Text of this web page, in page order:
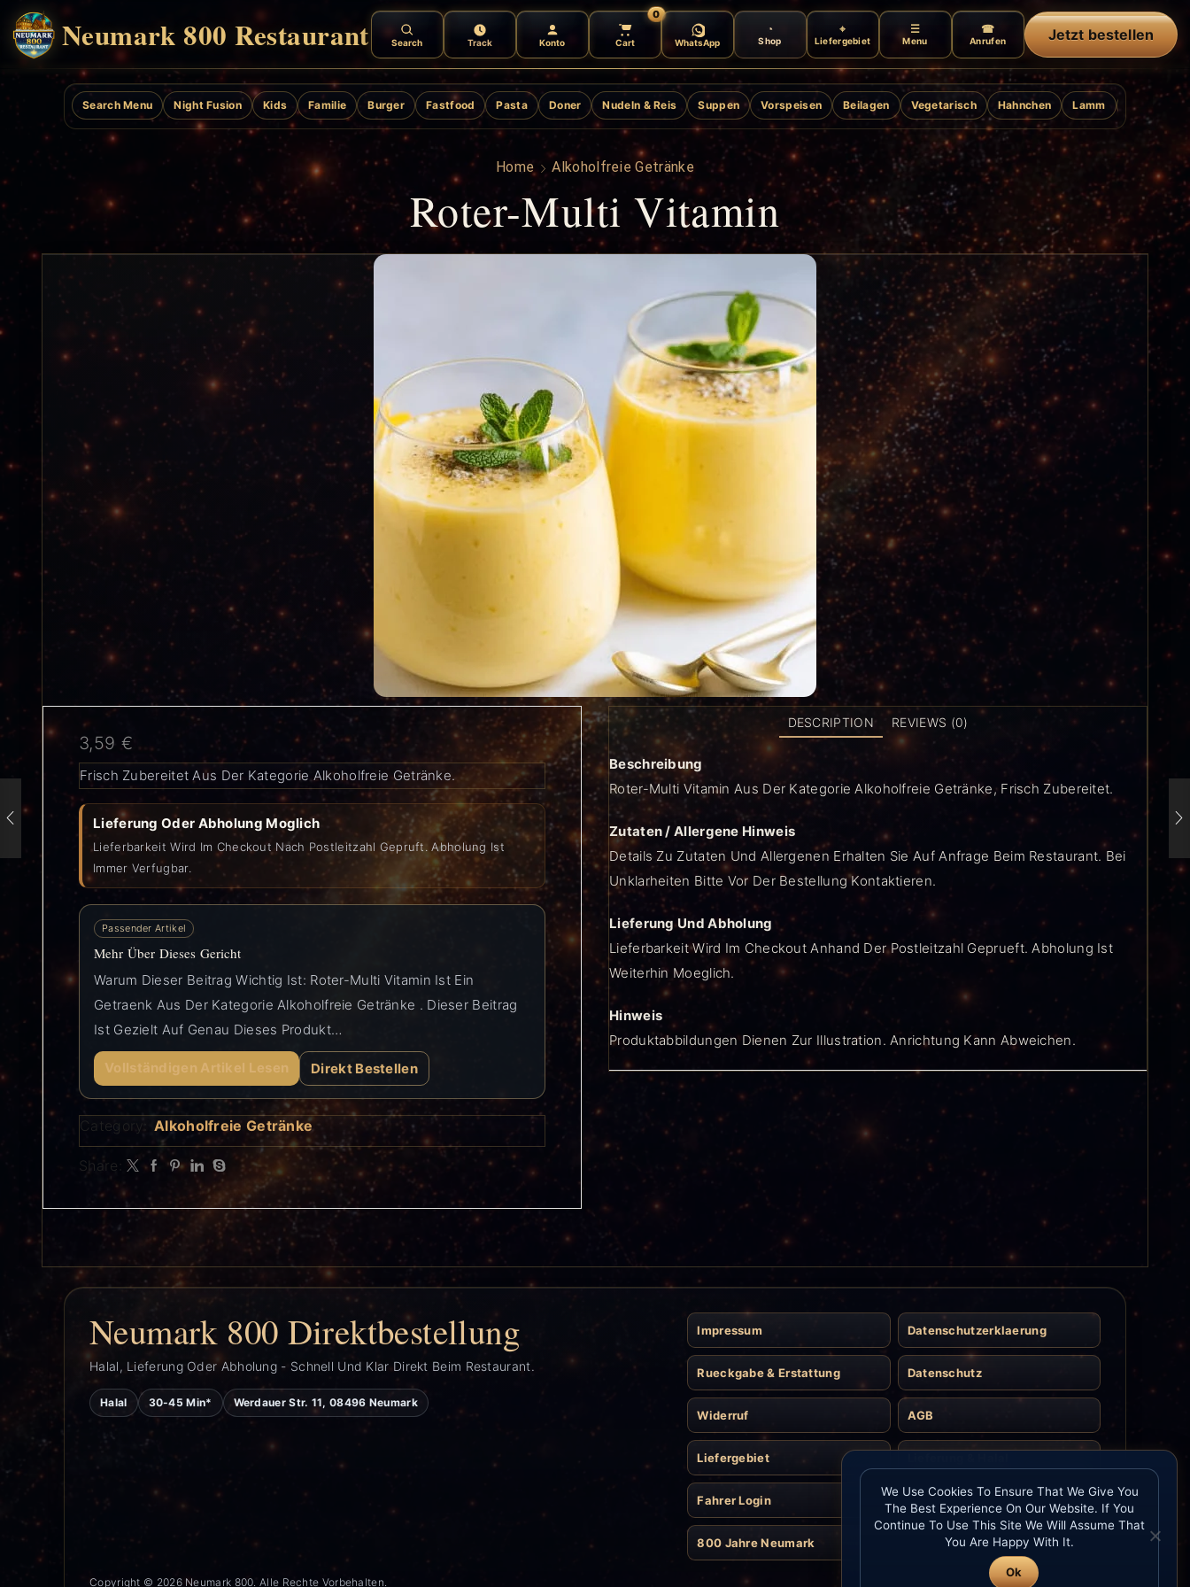
Neumark 800 Restaurant Menu
Shop Liefergebiet
Search Track Konto Cart
0
WhatsApp Anrufen Jetzt bestellen
Search Menu Night Fusion Kids Familie Burger Fastfood Pasta Doner Nudeln & Reis Suppen Vorspeisen Beilagen Vegetarisch Hahnchen Lamm Ente
Home Alkoholfreie Getränke
Roter-Multi Vitamin
3,59 €
Frisch Zubereitet Aus Der Kategorie Alkoholfreie Getränke.
Lieferung Oder Abholung Moglich
Lieferbarkeit Wird Im Checkout Nach Postleitzahl Gepruft. Abholung Ist
Immer Verfugbar.
Passender Artikel
Mehr Über Dieses Gericht
Warum Dieser Beitrag Wichtig Ist: Roter-Multi Vitamin Ist Ein
Getraenk Aus Der Kategorie Alkoholfreie Getränke . Dieser Beitrag
Ist Gezielt Auf Genau Dieses Produkt…
Vollständigen Artikel Lesen Direkt Bestellen
Category: Alkoholfreie Getränke
Share:
DESCRIPTION REVIEWS (0)
Beschreibung
Roter-Multi Vitamin Aus Der Kategorie Alkoholfreie Getränke, Frisch Zubereitet.
Zutaten / Allergene Hinweis
Details Zu Zutaten Und Allergenen Erhalten Sie Auf Anfrage Beim Restaurant. Bei
Unklarheiten Bitte Vor Der Bestellung Kontaktieren.
Lieferung Und Abholung
Lieferbarkeit Wird Im Checkout Anhand Der Postleitzahl Geprueft. Abholung Ist
Weiterhin Moeglich.
Hinweis
Produktabbildungen Dienen Zur Illustration. Anrichtung Kann Abweichen.
Neumark 800 Direktbestellung
Halal, Lieferung Oder Abholung - Schnell Und Klar Direkt Beim Restaurant.
Halal 30-45 Min* Werdauer Str. 11, 08496 Neumark
Impressum Datenschutzerklaerung
Rueckgabe & Erstattung Datenschutz
Widerruf AGB
Liefergebiet
Fahrer Login Kontakt
800 Jahre Neumark
Copyright © 2026 Neumark 800. Alle Rechte Vorbehalten.
We Use Cookies To Ensure That We Give You
The Best Experience On Our Website. If You
Continue To Use This Site We Will Assume That
You Are Happy With It.
Ok